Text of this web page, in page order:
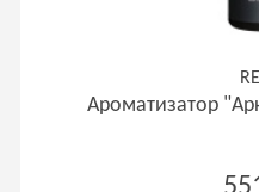
Ароматизатор